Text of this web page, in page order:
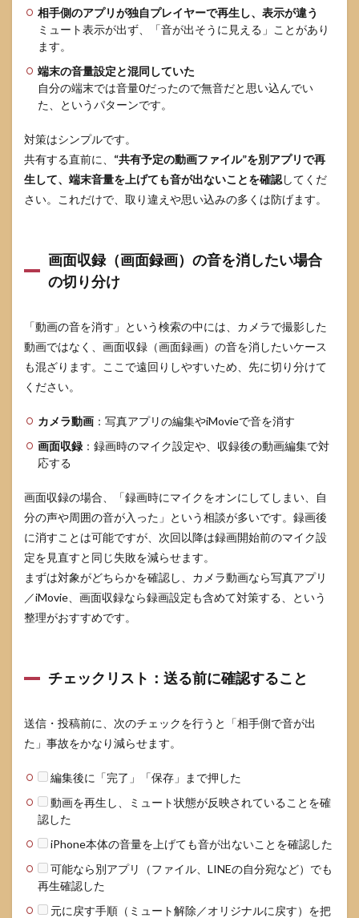
相手側のアプリが独自プレイヤーで再生し、表示が違う
ミュート表示が出ず、「音が出そうに見える」ことがあり
ます。
端末の音量設定と混同していた
自分の端末では音量0だったので無音だと思い込んでい
た、というパターンです。
対策はシンプルです。
共有する直前に、 “共有予定の動画ファイル”を別アプリで再
生して、端末音量を上げても音が出ないことを確認してくだ
さい。これだけで、取り違えや思い込みの多くは防げます。
画面収録（画面録画）の音を消したい場合
の切り分け
「動画の音を消す」という検索の中には、カメラで撮影した
動画ではなく、画面収録（画面録画）の音を消したいケース
も混ざります。ここで遠回りしやすいため、先に切り分けて
ください。
カメラ動画 ：写真アプリの編集やiMovieで音を消す
画面収録 ：録画時のマイク設定や、収録後の動画編集で対
応する
画面収録の場合、「録画時にマイクをオンにしてしまい、自
分の声や周囲の音が入った」という相談が多いです。録画後
に消すことは可能ですが、次回以降は録画開始前のマイク設
定を見直すと同じ失敗を減らせます。
まずは対象がどちらかを確認し、カメラ動画なら写真アプリ
／iMovie、画面収録なら録画設定も含めて対策する、という
整理がおすすめです。
チェックリスト：送る前に確認すること
送信・投稿前に、次のチェックを行うと「相手側で音が出
た」事故をかなり減らせます。
編集後に「完了」「保存」まで押した
動画を再生し、ミュート状態が反映されていることを確
認した
iPhone本体の音量を上げても音が出ないことを確認した
可能なら別アプリ（ファイル、LINEの自分宛など）でも
再生確認した
元に戻す手順（ミュート解除／オリジナルに戻す）を把